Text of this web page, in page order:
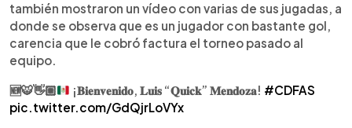
también mostraron un vídeo con varias de sus jugadas, a
donde se observa que es un jugador con bastante gol,
carencia que le cobró factura el torneo pasado al
equipo.
🆕🐯👋🏼 ¡𝐁𝐢𝐞𝐧𝐯𝐞𝐧𝐢𝐝𝐨, 𝐋𝐮𝐢𝐬 “𝐐𝐮𝐢𝐜𝐤” 𝐌𝐞𝐧𝐝𝐨𝐳𝐚! #CDFAS
pic.twitter.com/GdQjrLoVYx